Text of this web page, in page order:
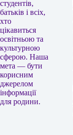
студентів,
батьків і всіх,
хто
цікавиться
освітньою та
культурною
сферою. Наша
мета — бути
корисним
джерелом
інформації
для родини.